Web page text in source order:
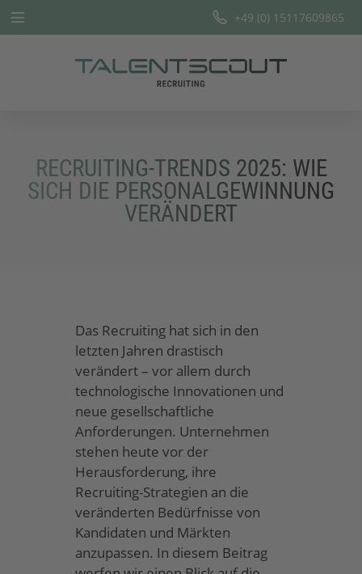
Team
+49 (0) 15117609865
RECRUITING-TRENDS 2025: WIE
SICH DIE PERSONALGEWINNUNG
VERÄNDERT
Das Recruiting hat sich in den
letzten Jahren drastisch
verändert – vor allem durch
technologische Innovationen und
neue gesellschaftliche
Anforderungen. Unternehmen
stehen heute vor der
Herausforderung, ihre
Recruiting-Strategien an die
veränderten Bedürfnisse von
Kandidaten und Märkten
anzupassen. In diesem Beitrag